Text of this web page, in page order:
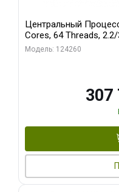
Центральный
Cores, 64 Threads, 2.2/
270W OEM
Модель: 124260
307